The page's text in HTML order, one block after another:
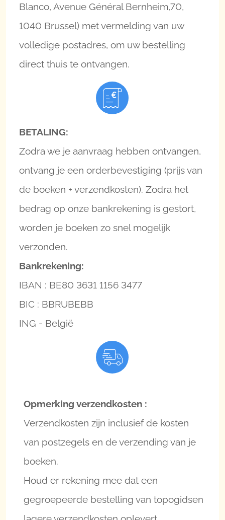
Blanco, Avenue Général Bernheim,70,
1040 Brussel) met vermelding van uw
volledige postadres, om uw bestelling
direct thuis te ontvangen.
BETALING:
Zodra we je aanvraag hebben ontvangen,
ontvang je een orderbevestiging (prijs van
de boeken + verzendkosten). Zodra het
bedrag op onze bankrekening is gestort,
worden je boeken zo snel mogelijk
verzonden.
Bankrekening:
IBAN : BE80 3631 1156 3477
BIC : BBRUBEBB
ING - België
Opmerking verzendkosten :
Verzendkosten zijn inclusief de kosten
van postzegels en de verzending van je
boeken.
Houd er rekening mee dat een
gegroepeerde bestelling van topogidsen